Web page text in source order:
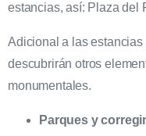
estancias, así: Plaza del
Adicional a las
descubrirán otros
monumentales.
Parques y